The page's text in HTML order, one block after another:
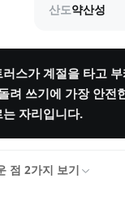
산도약산성
스가 계절을 타고
려 쓰기에 가장 안전
자리입니다.
점 2가지 보기